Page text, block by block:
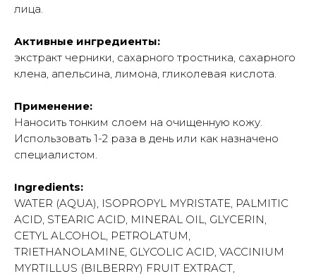
лица.
Активные ингредиенты:
экстракт черники, сахарного тростника, сахарного
клена, апельсина, лимона, гликолевая кислота.
Применение:
Наносить тонким слоем на очищенную кожу.
Использовать 1-2 раза в день или как назначено
специалистом.
Ingredients:
WATER (AQUA), ISOPROPYL MYRISTATE, PALMITIC
ACID, STEARIC ACID, MINERAL OIL, GLYCERIN,
CETYL ALCOHOL, PETROLATUM,
TRIETHANOLAMINE, GLYCOLIC ACID, VACCINIUM
MYRTILLUS (BILBERRY) FRUIT EXTRACT,